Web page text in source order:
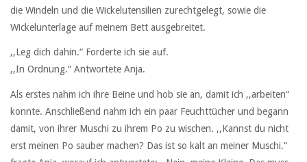
die Windeln und die Wickelutensilien zurechtgelegt, sowie die
Wickelunterlage auf meinem Bett ausgebreitet.
,,Leg dich dahin.“ Forderte ich sie auf.
,,In Ordnung.“ Antwortete Anja.
Als erstes nahm ich ihre Beine und hob sie an, damit ich ,,arbeiten“
konnte. Anschließend nahm ich ein paar Feuchttücher und begann
damit, von ihrer Muschi zu ihrem Po zu wischen. ,,Kannst du nicht
erst meinen Po sauber machen? Das ist so kalt an meiner Muschi.“